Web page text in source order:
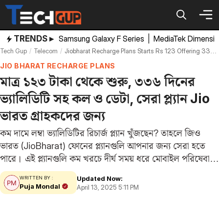
Skip
content
TRENDS ▸ Samsung Galaxy F Series MediaTek
Tech Gup Telecom Jiobharat Recharge Plans Starts Rs 123 Offering 336 Days Validity 168gb Data
JIO BHARAT RECHARGE PLANS
মাত্র ১২৩ টাকা থেকে শুরু, ৩৩৬ দিনের
ভ্যালিডিটি সহ কল ও ডেটা, সেরা প্ল্যান Jio
ভারত গ্রাহকদের জন্য
কম দামে লম্বা ভ্যালিডিটির রিচার্জ প্ল্যান খুঁজছেন? তাহলে জিও
ভারত (JioBharat) ফোনের প্ল্যানগুলি আপনার জন্য সেরা হতে
পারে। এই প্ল্যানগুলি কম খরচে দীর্ঘ সময় ধরে মোবাইল পরিষেবা
দেয়। জিও ভারতের এই প্ল্যানগুলিতে পাওয়া যায় ৩৩৬ দিন পর্যন্ত
ভ্যালিডিটি এবং প্রতিদিন…
WRITTEN BY :
Puja Mondal
Updated Now:
April 13, 2025 5:11 PM